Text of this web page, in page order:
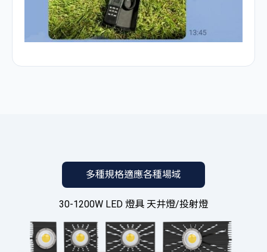
多種規格適應各種場域
30-1200W LED 燈具 天井燈/投射燈